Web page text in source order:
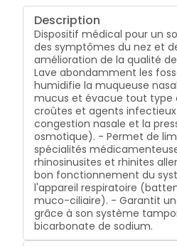
Description
Dispositif médical pour un
des symptômes du nez et
amélioration de la qualité
Lave abondamment les
humidifie la muqueuse
mucus et évacue tout type
croûtes et agents
congestion nasale et la
osmotique). - Permet de
spécialités
rhinosinusites et rhinites
bon fonctionnement du
l'appareil respiratoire
muco-ciliaire). - Garantit
grâce à son système
bicarbonate de sodium.